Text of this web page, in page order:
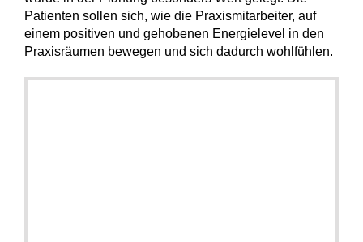
Patienten sollen sich, wie die Praxismitarbeiter, auf
einem positiven und gehobenen Energielevel in den
Praxisräumen bewegen und sich dadurch wohlfühlen.